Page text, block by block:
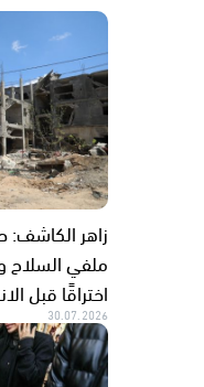
زاهر
ملفي السلاح
اختراقًا قبل
30.07.2026